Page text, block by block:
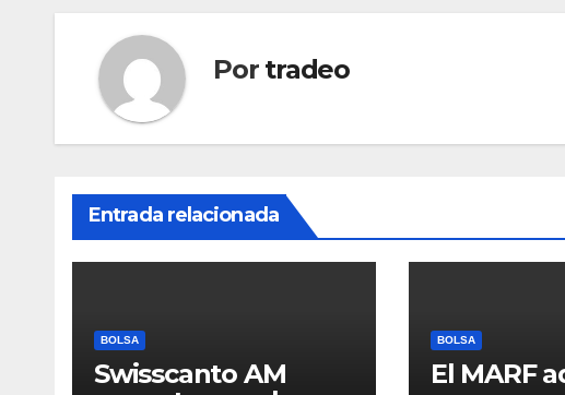
Por tradeo
Entrada relacionada
BOLSA
Swisscanto AM
BOLSA
El MARF